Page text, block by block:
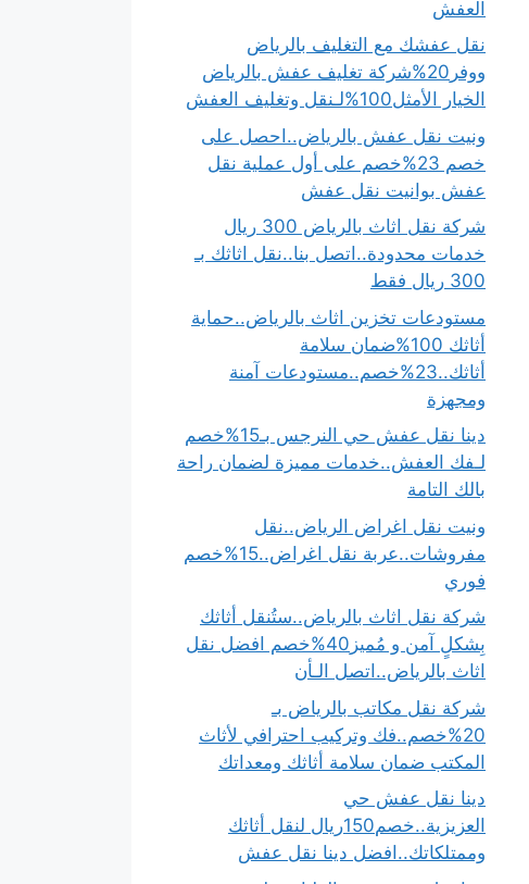
العفش
نقل عفشك مع التغليف بالرياض
ووفر20%شركة تغليف عفش بالرياض
الخيار الأمثل100%لـنقل وتغليف العفش
ونيت نقل عفش بالرياض..احصل على
خصم 23%خصم على أول عملية نقل
عفش بوانيت نقل عفش
شركة نقل اثاث بالرياض 300 ريال
خدمات محدودة..اتصل بنا..نقل اثاثك بـ
300 ريال فقط
مستودعات تخزين اثاث بالرياض..حماية
أثاثك 100%ضمان سلامة
أثاثك..23%خصم..مستودعات آمنة
ومجهزة
دينا نقل عفش حي النرجس بـ15%خصم
لـفك العفش..خدمات مميزة لضمان راحة
بالك التامة
ونيت نقل اغراض الرياض..نقل
مفروشات..عربة نقل اغراض..15%خصم
فوري
شركة نقل اثاث بالرياض..ستُنقل أثاثك
بِشكلٍ آمن و مُميز40%خصم افضل نقل
اثاث بالرياض..اتصل الـأن
شركة نقل مكاتب بالرياض بـ
20%خصم..فك وتركيب احترافي لأثاث
المكتب ضمان سلامة أثاثك ومعداتك
دينا نقل عفش حي
العزيزية..خصم150ريال لنقل أثاثك
وممتلكاتك..افضل دينا نقل عفش